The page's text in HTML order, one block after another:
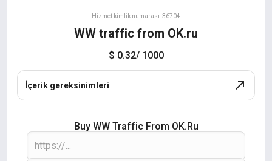
Hizmet kimlik numarası: 36704
WW traffic from OK.ru
$ 0.32/ 1000
İçerik gereksinimleri
Buy WW Traffic From OK.ru